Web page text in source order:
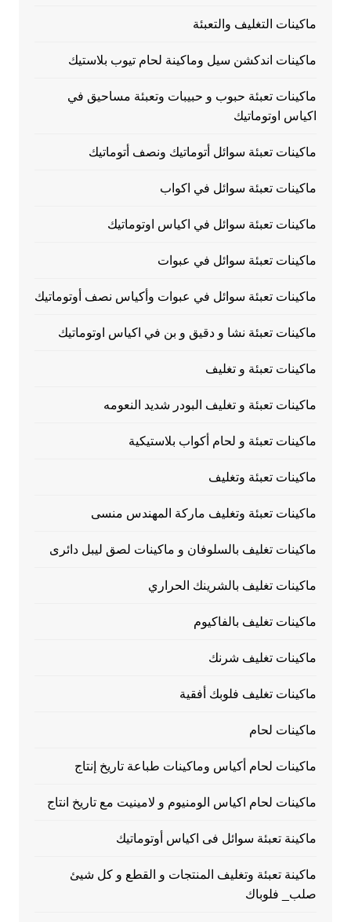
ماكينات التغليف والتعبئة
ماكينات اندكشن سيل وماكينة لحام تيوب بلاستيك
ماكينات تعبئة حبوب و حبيبات وتعبئة مساحيق في
اكياس اوتوماتيك
ماكينات تعبئة سوائل أتوماتيك ونصف أتوماتيك
ماكينات تعبئة سوائل في اكواب
ماكينات تعبئة سوائل في اكياس اوتوماتيك
ماكينات تعبئة سوائل في عبوات
ماكينات تعبئة سوائل في عبوات وأكياس نصف أوتوماتيك
ماكينات تعبئة نشا و دقيق و بن في اكياس اوتوماتيك
ماكينات تعبئة و تغليف
ماكينات تعبئة و تغليف البودر شديد النعومه
ماكينات تعبئة و لحام أكواب بلاستيكية
ماكينات تعبئة وتغليف
ماكينات تعبئة وتغليف ماركة المهندس منسى
ماكينات تغليف بالسلوفان و ماكينات لصق ليبل دائرى
ماكينات تغليف بالشرينك الحراري
ماكينات تغليف بالفاكيوم
ماكينات تغليف شرنك
ماكينات تغليف فلوبك أفقية
ماكينات لحام
ماكينات لحام أكياس وماكينات طباعة تاريخ إنتاج
ماكينات لحام اكياس الومنيوم و لامينيت مع تاريخ انتاج
ماكينة تعبئة سوائل فى اكياس أوتوماتيك
ماكينة تعبئة وتغليف المنتجات و القطع و كل شيئ
صلب_ فلوباك